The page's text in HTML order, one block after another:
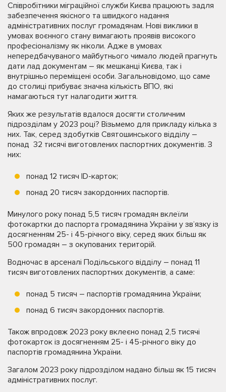
Співробітники міграційної служби Києва працюють задля
забезпечення якісного та швидкого надання
адміністративних послуг громадянам. Нові виклики в
умовах воєнного стану вимагають проявів високого
професіоналізму як ніколи. Адже в умовах
непередбачуваного майбутнього чимало людей прагнуть
дати лад документам – як мешканці Києва, так і
внутрішньо переміщені особи. Загальновідомо, що саме
до столиці прибуває значна кількість ВПО, які
намагаються тут налагодити життя.
Яких же результатів вдалося досягти столичним
підрозділам у 2023 році? Візьмемо для прикладу кілька з
них. Так, серед здобутків Святошинського відділу –
понад 32 тисячі виготовлених паспортних документів. З
них:
понад 12 тисяч ІD-карток;
понад 20 тисяч закордонних паспортів.
Минулого року понад 5,5 тисяч громадян вклеїли
фотокартки до паспорта громадянина України у зв’язку із
досягненням 25- і 45-річного віку, серед яких більш як
500 громадян – з окупованих територій.
Водночас в арсеналі Подільського відділу – понад 11
тисяч виготовлених паспортних документів, а саме:
понад 5 тисяч – паспортів громадянина України;
понад 6 тисяч закордонних паспортів.
Також впродовж 2023 року вклеєно понад 2,5 тисячі
фотокарток із досягненням 25- і 45-річного віку до
паспортів громадянина України.
Загалом 2023 року підрозділом надано більш як 15 тисяч
адміністративних послуг.